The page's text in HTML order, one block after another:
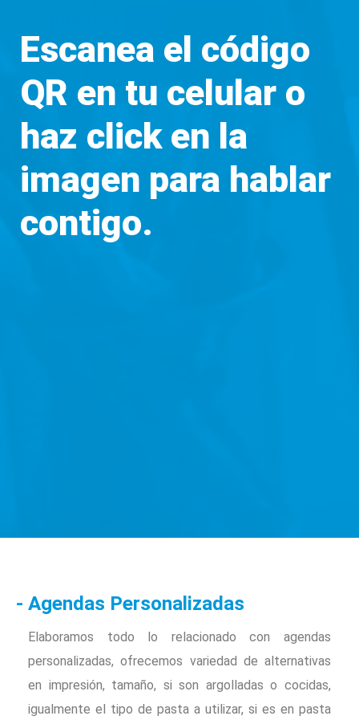
Escanea el código
QR en tu celular o
haz click en la
imagen para hablar
contigo.
- Agendas Personalizadas
Elaboramos todo lo relacionado con agendas
personalizadas, ofrecemos variedad de alternativas
en impresión, tamaño, si son argolladas o cocidas,
igualmente el tipo de pasta a utilizar, si es en pasta